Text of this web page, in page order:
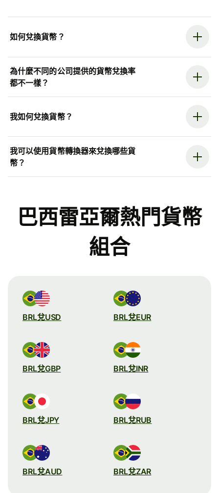
如何兌換貨幣？
為什麼不同的公司提供的貨幣兌換率
都不一樣？
我如何兌換貨幣？
我可以使用貨幣轉換器來兌換哪些貨
幣？
巴西雷亞爾熱門貨幣
組合
BRL兌USD BRL兌EUR
BRL兌GBP BRL兌INR
BRL兌JPY BRL兌RUB
BRL兌AUD BRL兌ZAR